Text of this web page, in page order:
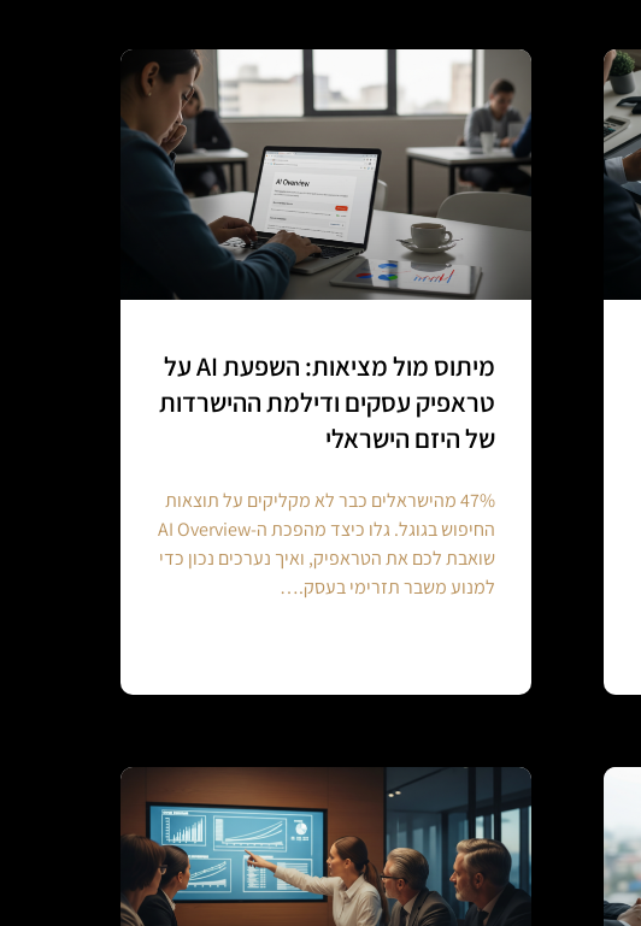
מיתוס מול מציאות: השפעת AI על
טראפיק עסקים ודילמת ההישרדות
של היזם הישראלי
47% מהישראלים כבר לא מקליקים על תוצאות
החיפוש בגוגל. גלו כיצד מהפכת ה-AI Overview
שואבת לכם את הטראפיק, ואיך נערכים נכון כדי
למנוע משבר תזרימי בעסק.…